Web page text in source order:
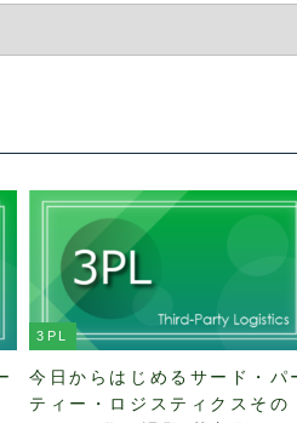
3PL
今日からはじめるサード・パ
ティー・ロジスティクスその